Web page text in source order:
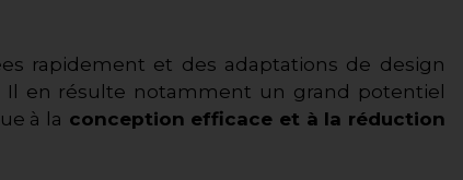
rapidement et des adaptations de design
Il en résulte notamment un grand potentiel
à la conception efficace et à la réduction